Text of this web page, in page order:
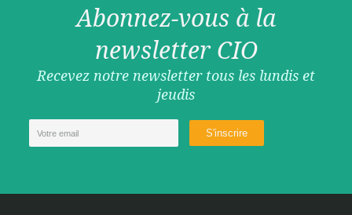
Abonnez-vous à la
newsletter CIO
Recevez notre newsletter tous les lundis et
jeudis